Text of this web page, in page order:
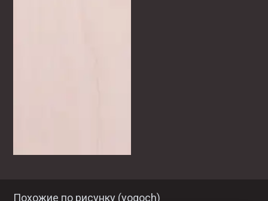
Похожие по рисунку (yogoch)